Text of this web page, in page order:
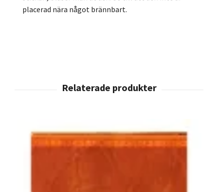
placerad nära något brännbart.